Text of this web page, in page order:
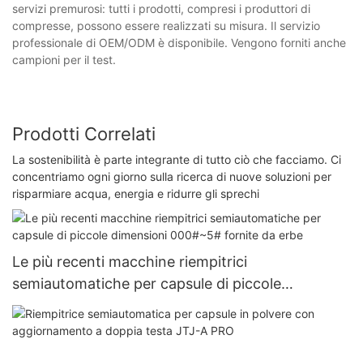
servizi premurosi: tutti i prodotti, compresi i produttori di
compresse, possono essere realizzati su misura. Il servizio
professionale di OEM/ODM è disponibile. Vengono forniti anche
campioni per il test.
Prodotti Correlati
La sostenibilità è parte integrante di tutto ciò che facciamo. Ci
concentriamo ogni giorno sulla ricerca di nuove soluzioni per
risparmiare acqua, energia e ridurre gli sprechi
Le più recenti macchine riempitrici
semiautomatiche per capsule di piccole
dimensioni 000#~5# fornite da erbe